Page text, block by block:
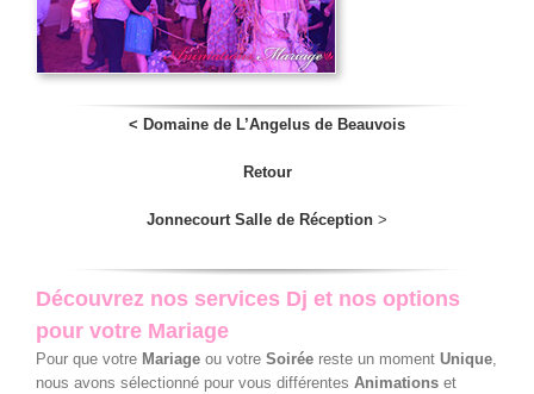
< Domaine de L’Angelus de Beauvois
Retour
Jonnecourt Salle de Réception >
Découvrez nos services Dj et nos options
pour votre Mariage
Pour que votre Mariage ou votre Soirée reste un moment Unique,
nous avons sélectionné pour vous différentes Animations et